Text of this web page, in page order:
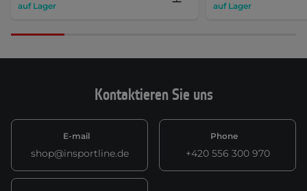
auf Lager
auf Lager
Kontaktieren Sie uns
E-mail
shop@insportline.de
Phone
+420 556 300 970